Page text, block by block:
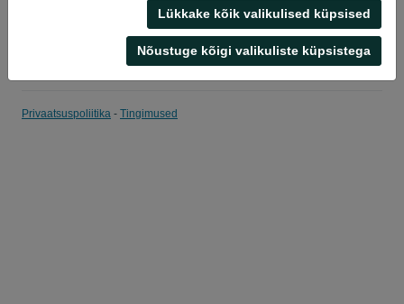
Lükkake kõik valikulised küpsised
Nõustuge kõigi valikuliste küpsistega
Privaatsuspoliitika - Tingimused